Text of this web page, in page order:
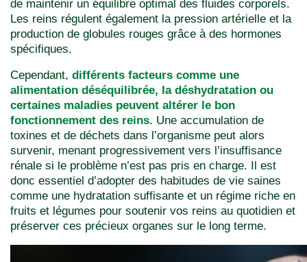
de maintenir un équilibre optimal des fluides corporels.
Les reins régulent également la pression artérielle et la
production de globules rouges grâce à des hormones
spécifiques.
Cependant, différents facteurs comme une
alimentation déséquilibrée, la déshydratation ou
certaines maladies peuvent altérer le bon
fonctionnement des reins. Une accumulation de
toxines et de déchets dans l’organisme peut alors
survenir, menant progressivement vers l’insuffisance
rénale si le problème n’est pas pris en charge. Il est
donc essentiel d’adopter des habitudes de vie saines
comme une hydratation suffisante et un régime riche en
fruits et légumes pour soutenir vos reins au quotidien et
préserver ces précieux organes sur le long terme.